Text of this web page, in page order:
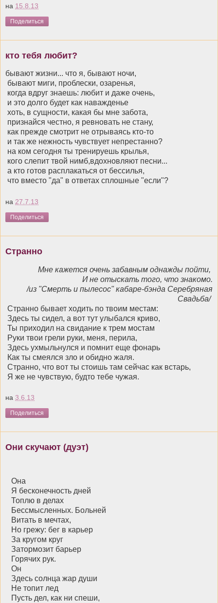
на 15.8.13
Поделиться
кто тебя любит?
бывают жизни... что я, бывают ночи,
бывают миги, проблески, озаренья,
когда вдруг знаешь: любит и даже очень,
и это долго будет как наважденье
хоть, в сущности, какая бы мне забота,
признайся честно, я ревновать не стану,
как прежде смотрит не отрываясь кто-то
и так же нежность чувствует непрестанно?
на ком сегодня ты тренируешь крылья,
кого слепит твой нимб,вдохновляют песни...
а кто готов расплакаться от бессилья,
что вместо "да" в ответах сплошные "если"?
на 27.7.13
Поделиться
Странно
Мне кажется очень забавным однажды пойти,
И не отыскать того, что знакомо.
/из "Смерть и пылесос" кабаре-бэнда Серебряная
Свадьба/
Странно бывает ходить по твоим местам:
Здесь ты сидел, а вот тут улыбался криво,
Ты приходил на свидание к трем мостам
Руки твои грели руки, меня, перила,
Здесь ухмыльнулся и помнит еще фонарь
Как ты смеялся зло и обидно жаля.
Странно, что вот ты стоишь там сейчас как встарь,
Я же не чувствую, будто тебе чужая.
на 3.6.13
Поделиться
Они скучают (дуэт)
Она
Я бесконечность дней
Топлю в делах
Бессмысленных. Больней
Витать в мечтах,
Но грежу: бег в карьер
За кругом круг
Затормозит барьер
Горячих рук.
Он
Здесь солнца жар души
Не топит лед
Пусть дел, как ни спеши,